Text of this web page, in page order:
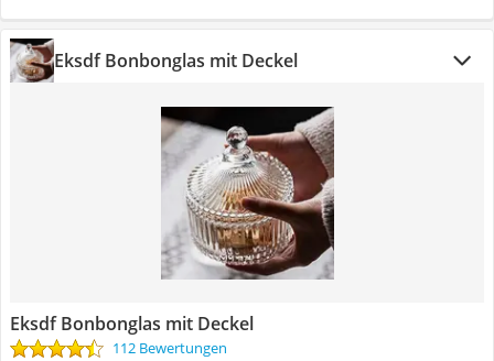
Eksdf Bonbonglas mit Deckel
Eksdf Bonbonglas mit Deckel
112 Bewertungen